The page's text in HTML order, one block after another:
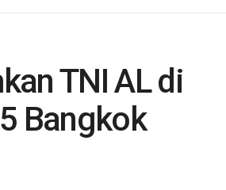
TNI AL di
Bangkok